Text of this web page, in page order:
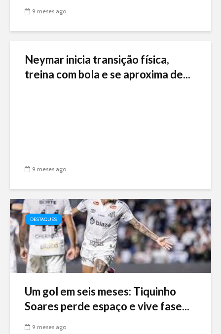
9 meses ago
Neymar inicia transição física,
treina com bola e se aproxima de...
9 meses ago
DESTAQUES
Um gol em seis meses: Tiquinho
Soares perde espaço e vive fase...
9 meses ago